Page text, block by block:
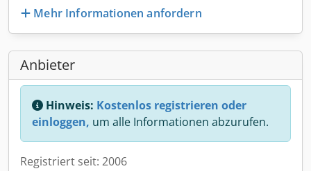
Mehr Informationen anfordern
Anbieter
Hinweis: Kostenlos registrieren oder
einloggen, um alle Informationen abzurufen.
Registriert seit: 2006